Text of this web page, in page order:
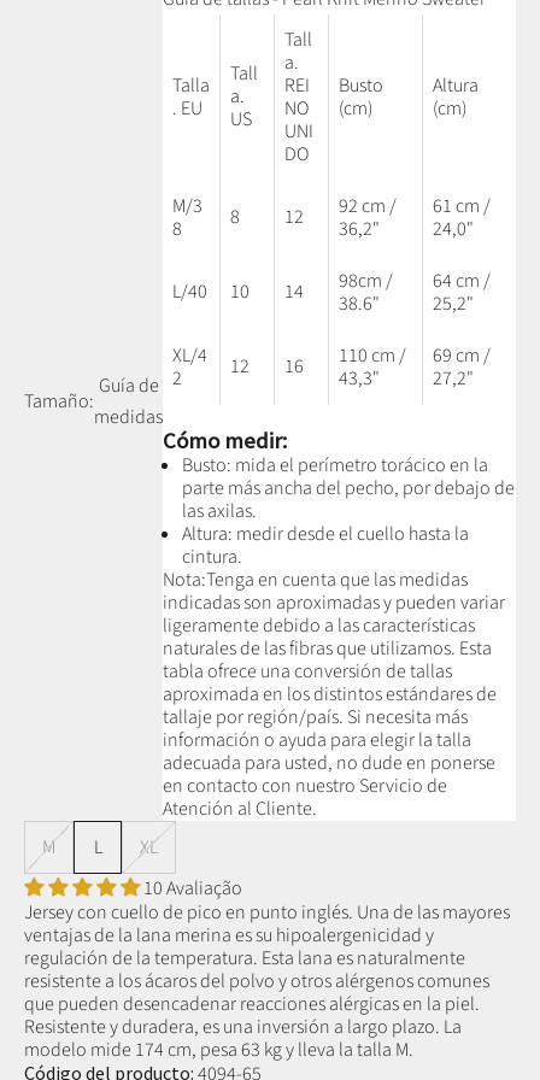
Tamaño:
Guía de
medidas
Talla
. EU
Tall
a.
US
Tall
a.
REI
NO
UNI
DO
Busto
(cm)
Altura
(cm)
M/3
8
8 12
92 cm /
36,2"
61 cm /
24,0"
L/40 10 14
98cm /
38.6"
64 cm /
25,2"
XL/4
2
12 16
110 cm /
43,3"
69 cm /
27,2"
Cómo medir:
Busto: mida el perímetro torácico en la
parte más ancha del pecho, por debajo de
las axilas.
Altura: medir desde el cuello hasta la
cintura.
Nota:Tenga en cuenta que las medidas
indicadas son aproximadas y pueden variar
ligeramente debido a las características
naturales de las fibras que utilizamos. Esta
tabla ofrece una conversión de tallas
aproximada en los distintos estándares de
tallaje por región/país. Si necesita más
información o ayuda para elegir la talla
adecuada para usted, no dude en ponerse
en contacto con nuestro Servicio de
Atención al Cliente.
M
L
XL
10 Avaliação
Jersey con cuello de pico en punto inglés. Una de las mayores
ventajas de la lana merina es su hipoalergenicidad y
regulación de la temperatura. Esta lana es naturalmente
resistente a los ácaros del polvo y otros alérgenos comunes
que pueden desencadenar reacciones alérgicas en la piel.
Resistente y duradera, es una inversión a largo plazo. La
modelo mide 174 cm, pesa 63 kg y lleva la talla M.
Código del producto: 4094-65